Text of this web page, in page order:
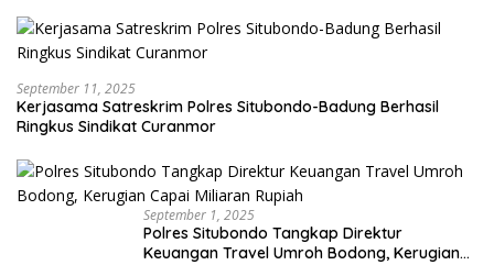
September 11, 2025
Kerjasama Satreskrim Polres Situbondo-Badung Berhasil
Ringkus Sindikat Curanmor
September 1, 2025
Polres Situbondo Tangkap Direktur
Keuangan Travel Umroh Bodong, Kerugian